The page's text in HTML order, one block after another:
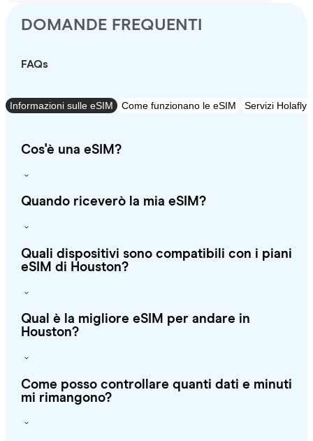
DOMANDE FREQUENTI
FAQs
Informazioni sulle eSIM Come funzionano le eSIM Servizi Holafly
Cos'è una eSIM?
Quando riceverò la mia eSIM?
Quali dispositivi sono compatibili con i piani
eSIM di Houston?
Qual è la migliore eSIM per andare in
Houston?
Come posso controllare quanti dati e minuti
mi rimangono?